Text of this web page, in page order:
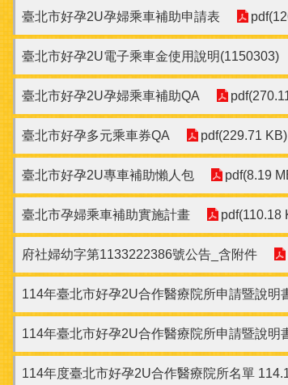
臺北市好孕2U孕婦乘車補助申請表
臺北市好孕2U電子乘車金使用說明(1150303)
臺北市好孕2U孕婦乘車補助QA
臺北市好孕多元乘車券QA pdf(229.71 KB)
臺北市好孕2U專車補助懶人包 pdf(8.19
臺北市孕婦乘車補助實施計畫 pdf(110.18
府社婦幼字第1133222386號公告_含附件
114年臺北市好孕2U合作醫療院所申請暨說明
114年臺北市好孕2U合作醫療院所申請暨說明
114年度臺北市好孕2U合作醫療院所名單